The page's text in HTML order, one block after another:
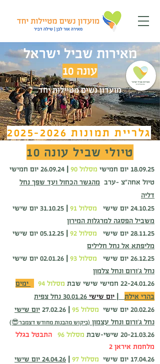
מאירות שביל ישראל
עונה 10
מועדון נשים מטיילות יחד
גלריית תמונות 2025-2026
טיולי שביל עונה 10
18.09.25 יום חמישי מסלול 90 |
יום חמישי
טיול אחה"צ -ערב מהגשר הכחול ועד שפך נחל
דליה
24.10.25 יום שישי
מסלול 91 |
31.10.25 יום שישי
משביל הפסגה למרגלות המירון
28.11.25 יום שישי
מסלול 92 |
05.12.25 יום שישי
מליפתא אל נחל חלילים
26.12.25 יום שישי
מסלול 93 |
02.01.26 יום שישי
נחל ג'ורום ונחל צלמון
22-24.01.26 חמישי שישי שבת מסלול 94
3 ימים
בהרי אילת
| יום שישי
20.02.26 יום שישי מסלול 95 |
27.02.26 יום שישי
נחל ג'ורום ונחל עצמון (ביקוש מהבנות מחודש דצמבר😎)
20-21.03.26 שישי-שבת מסלול 96
התבטל בגלל
מלחמת איראן 2
17.04.26 יום שישי
מסלול 97 |
24.04.26 יום שישי